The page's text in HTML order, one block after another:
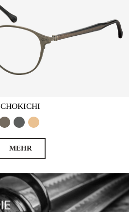
CHOKICHI
MEHR